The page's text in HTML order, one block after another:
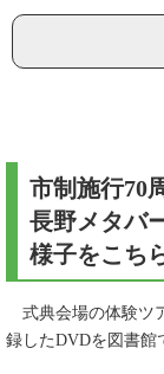
市制施行70
長野メタバ
様子をこち
式典会場の体験ツ
録したDVDを図書館